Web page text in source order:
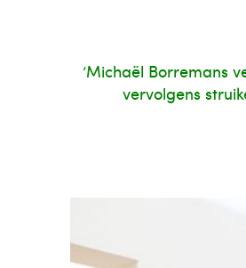
‘Michaël Borremans
vervolgens